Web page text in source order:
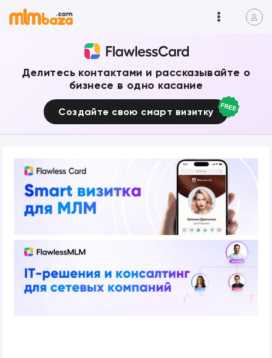
Делитесь контактами и рассказывайте о
бизнесе в одно касание
Создайте свою смарт визитку